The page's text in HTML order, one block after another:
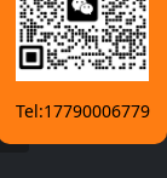
Tel:17790006779